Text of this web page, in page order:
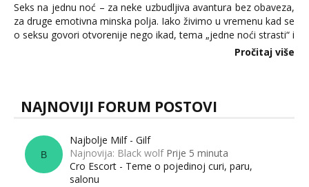
Seks na jednu noć – za neke uzbudljiva avantura bez obaveza,
za druge emotivna minska polja. Iako živimo u vremenu kad se
o seksu govori otvorenije nego ikad, tema „jedne noći strasti“ i
dalje izaziva burne rasprave. Što zapravo misle žene, a što
Pročitaj više
NAJNOVIJI FORUM POSTOVI
B
Najbolje Milf - Gilf
Najnovija: Black wolf Prije 5 minuta
Cro Escort - Teme o pojedinoj curi, paru,
salonu